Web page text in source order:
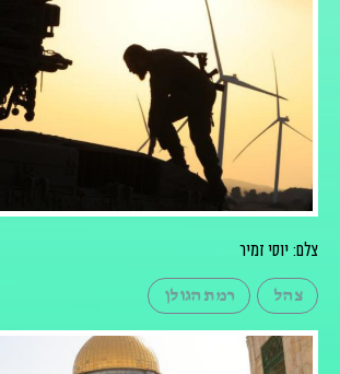
צלם: יוסי זמיר
צהל רמת הגולן